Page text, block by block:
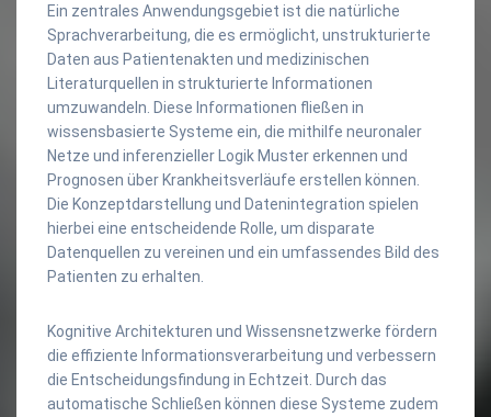
Ein zentrales Anwendungsgebiet ist die natürliche
Sprachverarbeitung, die es ermöglicht, unstrukturierte
Daten aus Patientenakten und medizinischen
Literaturquellen in strukturierte Informationen
umzuwandeln. Diese Informationen fließen in
wissensbasierte Systeme ein, die mithilfe neuronaler
Netze und inferenzieller Logik Muster erkennen und
Prognosen über Krankheitsverläufe erstellen können.
Die Konzeptdarstellung und Datenintegration spielen
hierbei eine entscheidende Rolle, um disparate
Datenquellen zu vereinen und ein umfassendes Bild des
Patienten zu erhalten.
Kognitive Architekturen und Wissensnetzwerke fördern
die effiziente Informationsverarbeitung und verbessern
die Entscheidungsfindung in Echtzeit. Durch das
automatische Schließen können diese Systeme zudem